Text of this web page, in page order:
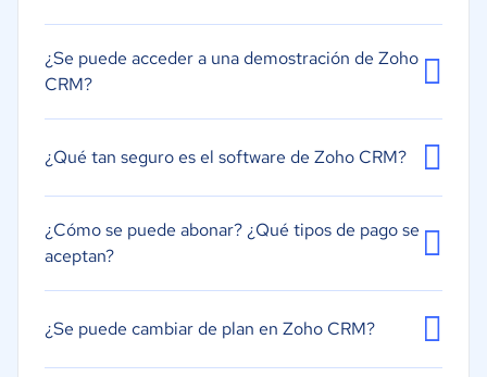
Segmentación
¿Se puede acceder a una demostración de Zoho
CRM?
¿Qué tan seguro es el software de Zoho CRM?
¿Cómo se puede abonar? ¿Qué tipos de pago se
aceptan?
¿Se puede cambiar de plan en Zoho CRM?